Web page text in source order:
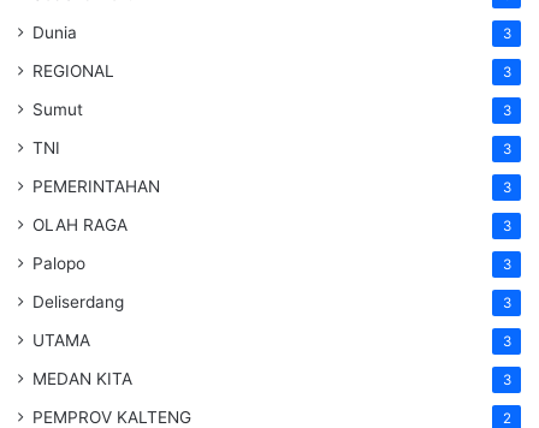
Dunia 3
REGIONAL 3
Sumut 3
TNI 3
PEMERINTAHAN 3
OLAH RAGA 3
Palopo 3
Deliserdang 3
UTAMA 3
MEDAN KITA 3
PEMPROV KALTENG 2